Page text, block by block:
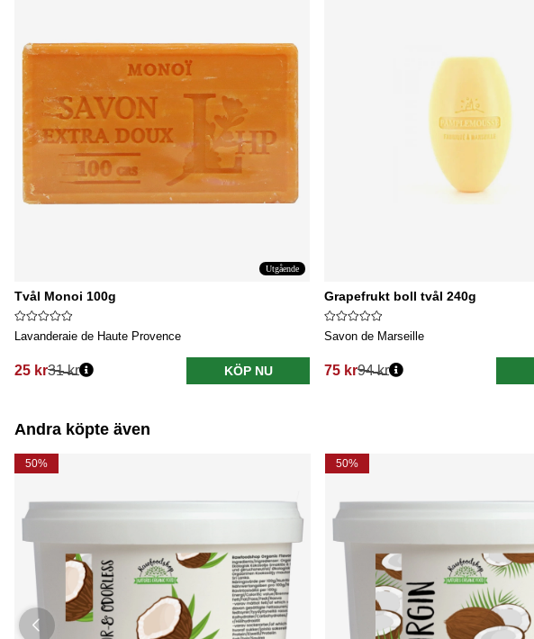
Utgående
Tvål Monoi 100g
Lavanderaie de Haute Provence
25 kr
Ordinarie pris:
31 kr KÖP NU
Grapefrukt boll tvål 240g
Savon de Marseille
75 kr
Ordinarie pris:
94 kr
Andra köpte även
50% 50%